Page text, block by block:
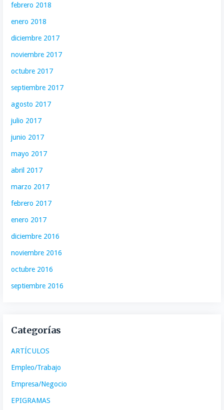
febrero 2018
enero 2018
diciembre 2017
noviembre 2017
octubre 2017
septiembre 2017
agosto 2017
julio 2017
junio 2017
mayo 2017
abril 2017
marzo 2017
febrero 2017
enero 2017
diciembre 2016
noviembre 2016
octubre 2016
septiembre 2016
Categorías
ARTÍCULOS
Empleo/Trabajo
Empresa/Negocio
EPIGRAMAS